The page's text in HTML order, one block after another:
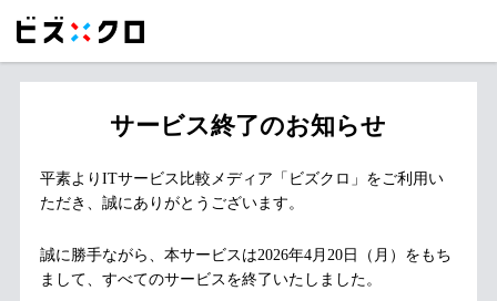
サービス終了のお知らせ
平素よりITサービス比較メディア「ビズクロ」をご利用い
ただき、誠にありがとうございます。
誠に勝手ながら、本サービスは2026年4月20日（月）をもち
まして、すべてのサービスを終了いたしました。